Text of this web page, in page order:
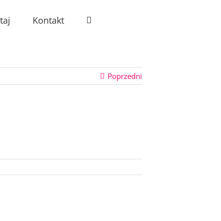
Kontakt
Poprzedni